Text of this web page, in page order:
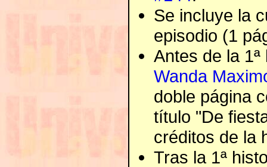
Se incluye la
episodio (1
Antes de la
Wanda
doble página
título "De
créditos de la
Tras la 1ª